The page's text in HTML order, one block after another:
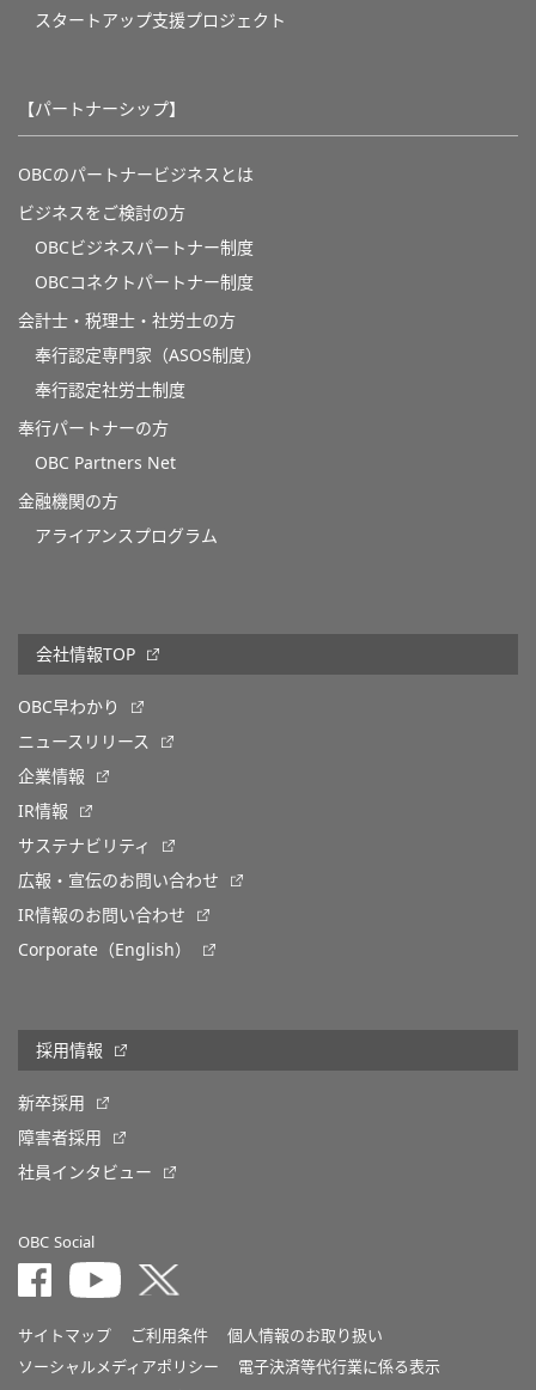
スタートアップ支援プロジェクト
【パートナーシップ】
OBCのパートナービジネスとは
ビジネスをご検討の方
OBCビジネスパートナー制度
OBCコネクトパートナー制度
会計士・税理士・社労士の方
奉行認定専門家（ASOS制度）
奉行認定社労士制度
奉行パートナーの方
OBC Partners Net
金融機関の方
アライアンスプログラム
会社情報TOP
OBC早わかり
ニュースリリース
企業情報
IR情報
サステナビリティ
広報・宣伝のお問い合わせ
IR情報のお問い合わせ
Corporate（English）
採用情報
新卒採用
障害者採用
社員インタビュー
OBC Social
サイトマップ ご利用条件
個人情報のお取り扱い
ソーシャルメディアポリシー
電子決済等代行業に係る表示